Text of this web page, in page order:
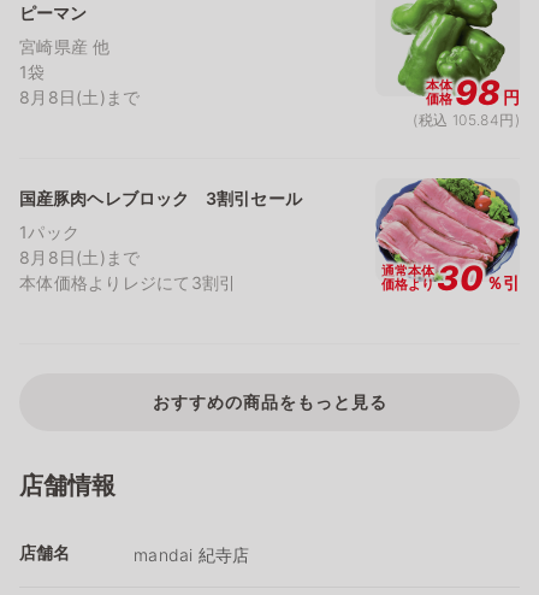
ピーマン
宮崎県産 他
1袋
8月8日(土)まで
本体
価格98円
(税込 105.84円)
国産豚肉ヘレブロック 3割引セール
1パック
8月8日(土)まで
本体価格よりレジにて3割引
通常本体
価格より30％引
おすすめの商品をもっと見る
店舗情報
店舗名 mandai 紀寺店